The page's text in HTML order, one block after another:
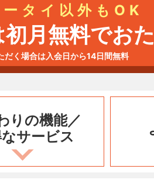
タイ以外もOK
月無料でお
だく場合は入会日から14日間無料
りの機能／
サービス